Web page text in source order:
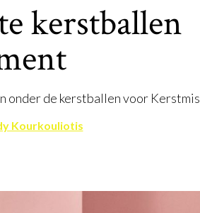
kerstballen
de kerstballen voor Kerstmis
Kourkouliotis